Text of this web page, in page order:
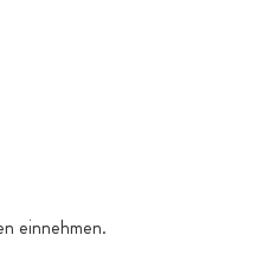
einnehmen.